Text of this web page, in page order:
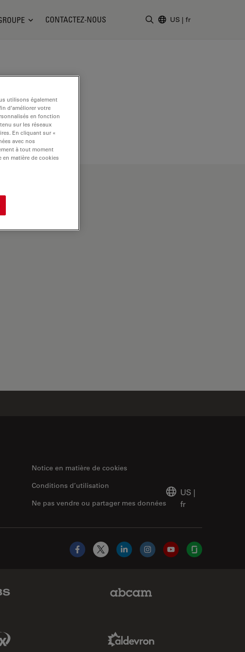
CONTACTEZ-NOUS US | fr
Notice en matière de cookies
Ne pas vendre ou partager mes données
Conditions d’utilisation
US |
fr
Facebook
X LinkedInInstagramYouTubeGlassdoor
Link
utilisons également
d’améliorer votre
en fonction
sur les réseaux
En cliquant sur «
avec nos
à tout moment
en matière de cookies